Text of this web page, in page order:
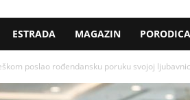
ESTRADA MAGAZIN PORODICA
poslao rođendansku poruku svojoj